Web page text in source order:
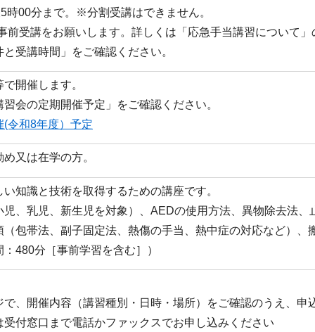
時00分まで。※分割受講はできません。
前受講をお願いします。詳しくは「応急手当講習について」
と受講時間」をご確認ください。
開催します。
会の定期開催予定」をご確認ください。
令和8年度）予定
又は在学の方。
知識と技術を取得するための講座です。
、乳児、新生児を対象）、AEDの使用方法、異物除去法、
包帯法、副子固定法、熱傷の手当、熱中症の対応など）、
480分［事前学習を含む］）
で、開催内容（講習種別・日時・場所）をご確認のうえ、申
付窓口まで電話かファックスでお申し込みください